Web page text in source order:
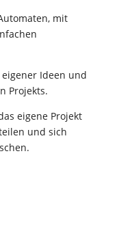
mit
Ideen und
Projekts.
eigene Projekt
und sich